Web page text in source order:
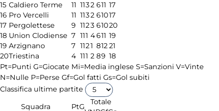
15 Caldiero Terme 11 1132 611 17
16 Pro Vercelli 11 1132 61017
17 Pergolettese 9 1123 61020
18 Union Clodiense 7 111 4611 19
19 Arzignano 7 1121 81221
20Triestina 4 111 2 89 18
Pt=Punti G=Giocate Mi=Media inglese S=Sanzioni V=Vinte
N=Nulle P=Perse Gf=Gol fatti Gs=Gol subiti
Classifica ultime partite
Squadra
PtG
Totale